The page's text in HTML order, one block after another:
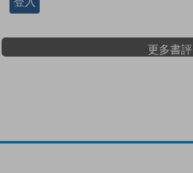
更多書評